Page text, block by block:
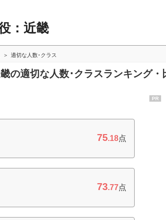
：近畿
適切な人数･クラス
の適切な人数･クラスランキング・
75.18点
73.77点
PR